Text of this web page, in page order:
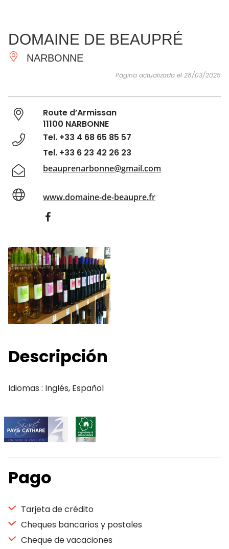
IMPRESCINDIBLES
HACER
INSPIRACIONES
DOMAINE DE BEAUPRÉ
NARBONNE
Página actualizada el 28/03/2025
Route d’Armissan
11100 NARBONNE
Tel. +33 4 68 65 85 57
Tel. +33 6 23 42 26 23
beauprenarbonne@gmail.com
www.domaine-de-beaupre.fr
Descripción
Idiomas : Inglés, Español
Pago
Tarjeta de crédito
Cheques bancarios y postales
Cheque de vacaciones